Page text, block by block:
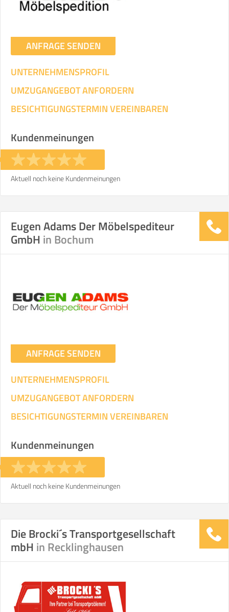
ANFRAGE SENDEN
UNTERNEHMENSPROFIL
UMZUGANGEBOT ANFORDERN
BESICHTIGUNGSTERMIN VEREINBAREN
Kundenmeinungen
Aktuell noch keine Kundenmeinungen
Eugen Adams Der Möbelspediteur
GmbH in Bochum
ANFRAGE SENDEN
UNTERNEHMENSPROFIL
UMZUGANGEBOT ANFORDERN
BESICHTIGUNGSTERMIN VEREINBAREN
Kundenmeinungen
Aktuell noch keine Kundenmeinungen
Die Brocki´s Transportgesellschaft
mbH in Recklinghausen